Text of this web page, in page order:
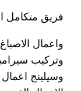
فريق متكامل
واعمال
وتركيب
وسيلينج